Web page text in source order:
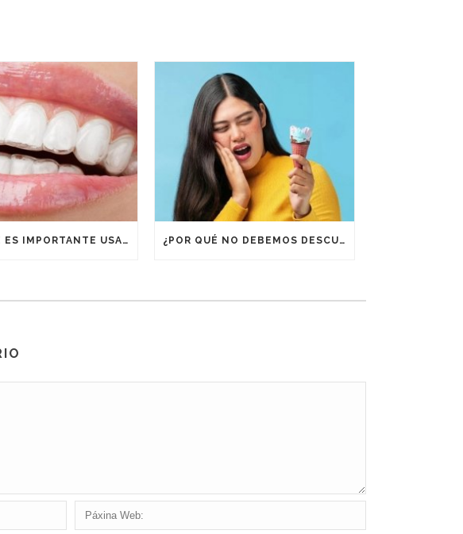
¿POR QUÉ ES IMPORTANTE USAR RETENEDORES DESPUÉS DE UN TRATAMIENTO DE ORTODONCIA? ¿POR QUÉ NO DEBEMOS DESCUIDAR LA BOCA EN VACACIONES?